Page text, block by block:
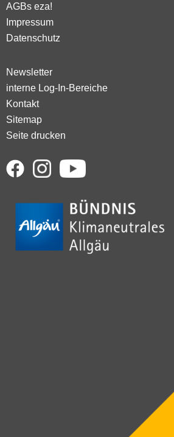
AGBs eza!
Impressum
Datenschutz
Newsletter
interne Log-In-Bereiche
Kontakt
Sitemap
Seite drucken